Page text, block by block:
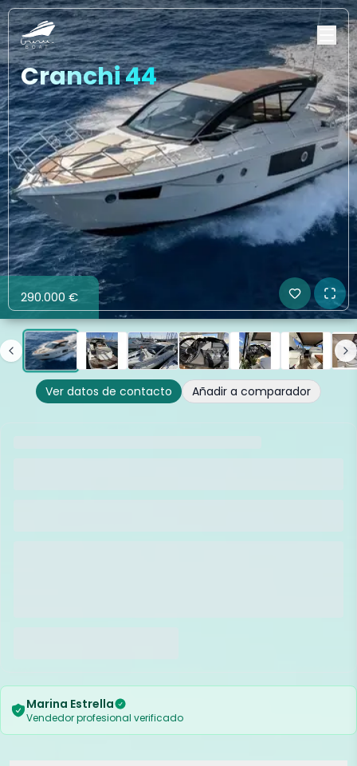
Cranchi 44
290.000 €
Ver datos de contacto Añadir a comparador
Marina Estrella
Vendedor profesional verificado